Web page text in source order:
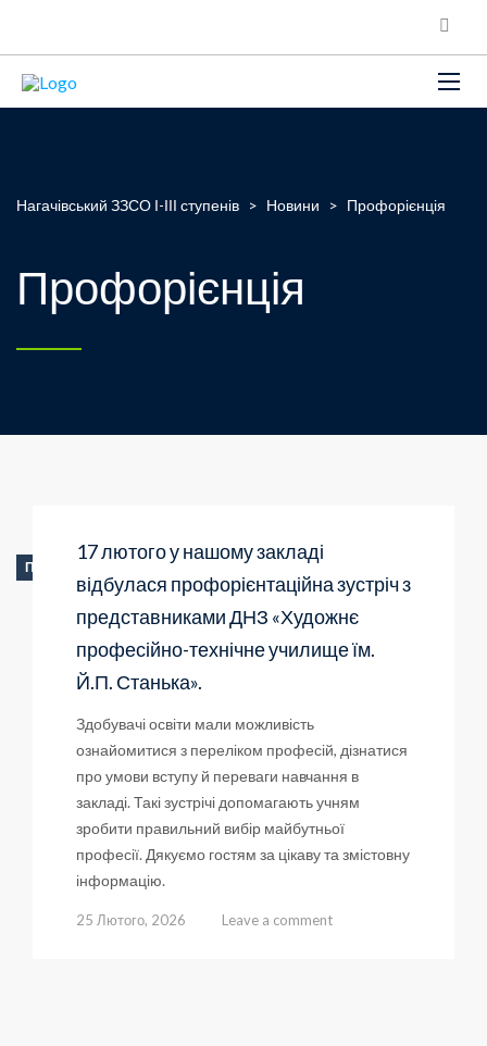
Нагачівський ЗЗСО І-ІІІ ступенів > Новини > Профорієнція
Профорієнція
ПРОФОРІЄНТАЦІЯ
17 лютого у нашому закладі
відбулася профорієнтаційна зустріч з
представниками ДНЗ «Художнє
професійно-технічне училище їм.
Й.П. Станька».
Здобувачі освіти мали можливість
ознайомитися з переліком професій, дізнатися
про умови вступу й переваги навчання в
закладі. Такі зустрічі допомагають учням
зробити правильний вибір майбутньої
професії. Дякуємо гостям за цікаву та змістовну
інформацію.
25 Лютого, 2026 Leave a comment